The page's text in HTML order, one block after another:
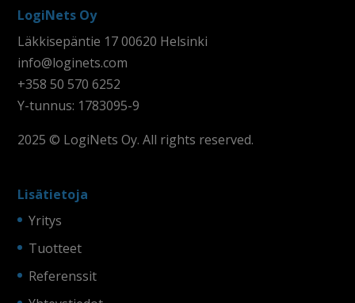
LogiNets Oy
Läkkisepäntie 17 00620 Helsinki
info@loginets.com
+358 50 570 6252
Y-tunnus: 1783095-9
2025 © LogiNets Oy. All rights reserved.
Lisätietoja
Yritys
Tuotteet
Referenssit